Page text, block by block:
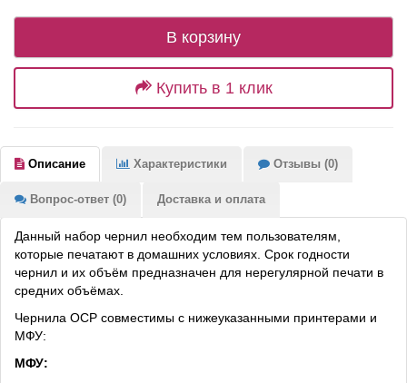
В корзину
Купить в 1 клик
Описание Характеристики Отзывы (0)
Вопрос-ответ (0) Доставка и оплата
Данный набор чернил необходим тем пользователям,
которые печатают в домашних условиях. Срок годности
чернил и их объём предназначен для нерегулярной печати в
средних объёмах.
Чернила OCP совместимы с нижеуказанными принтерами и
МФУ:
МФУ: